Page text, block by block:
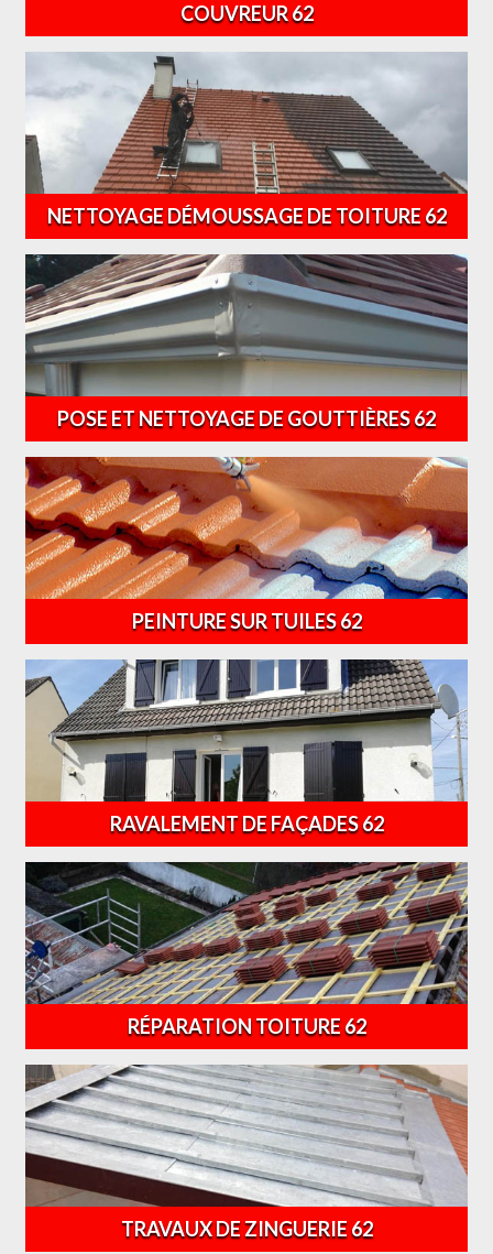
COUVREUR 62
NETTOYAGE DÉMOUSSAGE DE TOITURE 62
POSE ET NETTOYAGE DE GOUTTIÈRES 62
PEINTURE SUR TUILES 62
RAVALEMENT DE FAÇADES 62
RÉPARATION TOITURE 62
TRAVAUX DE ZINGUERIE 62